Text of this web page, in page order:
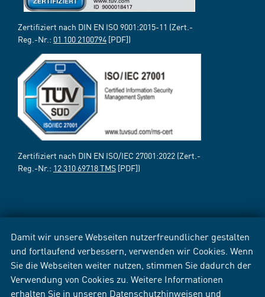
Damit wir unsere Webseiten nutzerfreundlicher gestalten
und fortlaufend verbessern, verwenden wir Cookies. Wenn
Sie die Webseiten weiter nutzen, stimmen Sie dadurch der
Verwendung von Cookies zu. Weitere Informationen
erhalten Sie in unseren Datenschutzhinweisen und
Zertifiziert nach DIN EN ISO 9001:2015-11 (Zert.-
Reg.-Nr.: 01 100 2100794 [PDF])
Zertifiziert nach DIN EN ISO/IEC 27001:2022 (Zert.-
Reg.-Nr.: 12 310 69718 TMS [PDF])